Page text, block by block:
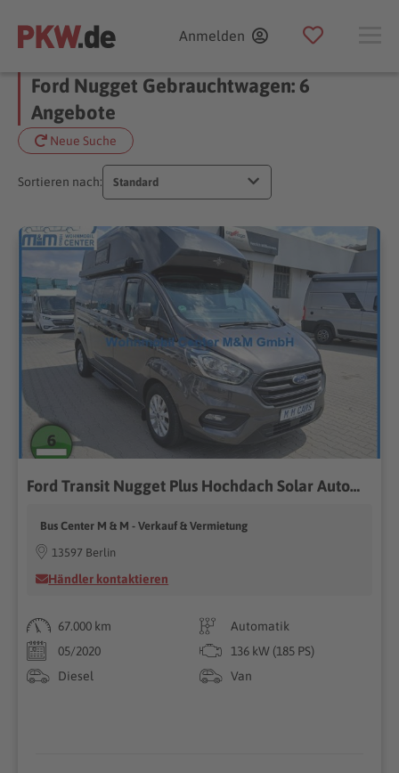
Anmelden
Ford Nugget Gebrauchtwagen: 6
Angebote
Neue Suche
Sortieren nach: Standard
Ford Transit Nugget Plus Hochdach Solar Automatik
Bus Center M & M - Verkauf & Vermietung
13597 Berlin
Händler kontaktieren
67.000 km
Automatik
05/2020
136 kW (185 PS)
Diesel
Van